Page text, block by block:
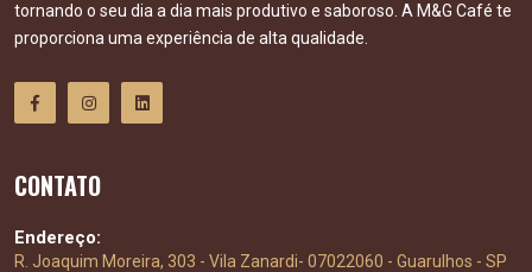
tornando o seu dia a dia mais produtivo e saboroso. A M&G Café te
proporciona uma experiência de alta qualidade.
CONTATO
Endereço:
R. Joaquim Moreira, 303 - Vila Zanardi- 07022060 - Guarulhos - SP